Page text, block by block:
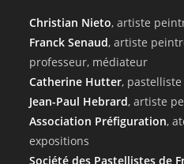
Christian Nieto, artiste
Franck Senaud, artiste
professeur, médiateur
Catherine Hutter, pastelliste
Jean-Paul Hebrard, artiste
Association Préfiguration,
expositions
Société des Pastellistes de